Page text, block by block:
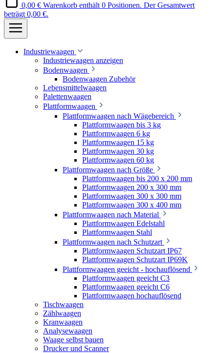
0,00 € Warenkorb enthält 0 Positionen. Der Gesamtwert
beträgt 0,00 €.
Industriewaagen
Industriewaagen anzeigen
Bodenwaagen
Bodenwaagen Zubehör
Lebensmittelwaagen
Palettenwaagen
Plattformwaagen
Plattformwaagen nach Wägebereich
Plattformwaagen bis 3 kg
Plattformwaagen 6 kg
Plattformwaagen 15 kg
Plattformwaagen 30 kg
Plattformwaagen 60 kg
Plattformwaagen nach Größe
Plattformwaagen bis 200 x 200 mm
Plattformwaagen 200 x 300 mm
Plattformwaagen 300 x 300 mm
Plattformwaagen 300 x 400 mm
Plattformwaagen nach Material
Plattformwaagen Edelstahl
Plattformwaagen Stahl
Plattformwaagen nach Schutzart
Plattformwaagen Schutzart IP67
Plattformwaagen Schutzart IP69K
Plattformwaagen geeicht - hochauflösend
Plattformwaagen geeicht C3
Plattformwaagen geeicht C6
Plattformwaagen hochauflösend
Tischwaagen
Zählwaagen
Kranwaagen
Analysewaagen
Waage selbst bauen
Drucker und Scanner